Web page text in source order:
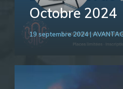
Octobre 2024
19 septembre 2024 |